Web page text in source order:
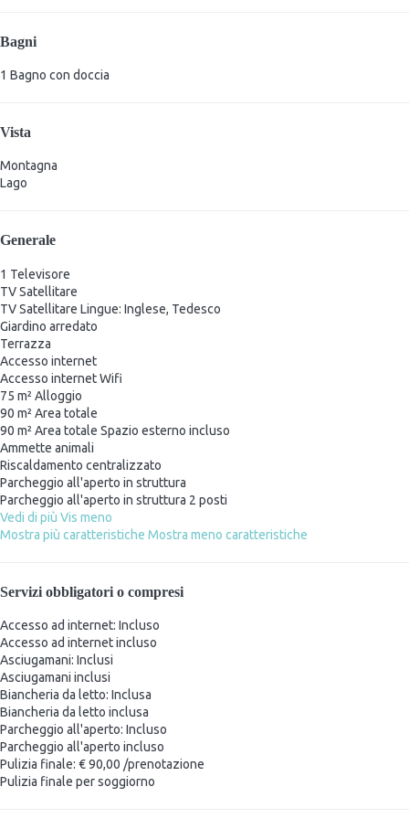
Bagni
1 Bagno con doccia
Vista
Montagna
Lago
Generale
1 Televisore
TV Satellitare
TV Satellitare Lingue: Inglese, Tedesco
Giardino arredato
Terrazza
Accesso internet
Accesso internetWifi
75 m² Alloggio
90 m² Area totale
90 m² Area totale Spazio esterno incluso
Ammette animali
Riscaldamento centralizzato
Parcheggio all'aperto in struttura
Parcheggio all'aperto in struttura 2 posti
Vedi di più Vis meno
Mostra più caratteristiche Mostra meno caratteristiche
Servizi obbligatori o compresi
Accesso ad internet: Incluso
Accesso ad internetincluso
Asciugamani: Inclusi
Asciugamani inclusi
Biancheria da letto: Inclusa
Biancheria da letto inclusa
Parcheggio all'aperto: Incluso
Parcheggio all'aperto incluso
Pulizia finale: € 90,00 /prenotazione
Pulizia finale per soggiorno